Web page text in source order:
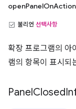
불리언 선택사항
확장 프로그램의 아
램의 항목이 표시되
PanelClosed